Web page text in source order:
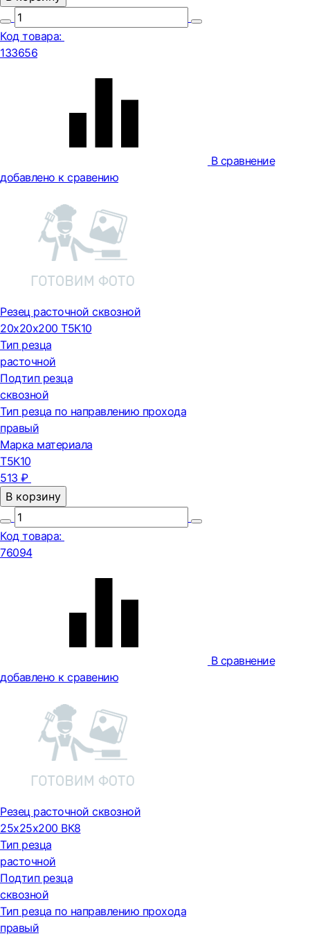
Код товара:
133656
В сравнение
добавлено к сравению
Резец расточной сквозной
20х20х200 Т5К10
Тип резца
расточной
Подтип резца
сквозной
Тип резца по направлению прохода
правый
Марка материала
Т5К10
513 ₽
В корзину
Код товара:
76094
В сравнение
добавлено к сравению
Резец расточной сквозной
25х25х200 ВК8
Тип резца
расточной
Подтип резца
сквозной
Тип резца по направлению прохода
правый